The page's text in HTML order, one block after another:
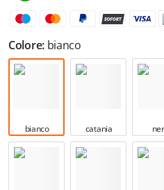
Colore: bianco
bianco catania